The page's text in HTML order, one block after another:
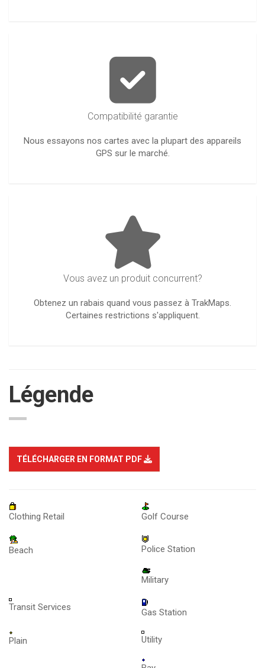
Compatibilité garantie
Nous essayons nos cartes avec la plupart des appareils
GPS sur le marché.
Vous avez un produit concurrent?
Obtenez un rabais quand vous passez à TrakMaps.
Certaines restrictions s'appliquent.
Légende
TÉLÉCHARGER EN FORMAT PDF
Clothing Retail Golf Course
Beach Police Station
Military
Transit Services Gas Station
Plain Utility